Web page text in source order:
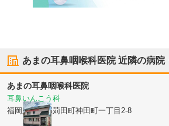
あまの耳鼻咽喉科医院近隣の病院
あまの耳鼻咽喉科医院
耳鼻いんこう科
福岡県京都郡苅田町神田町一丁目2-8